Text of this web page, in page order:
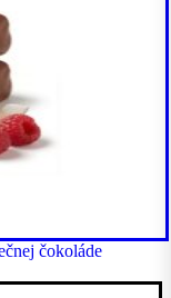
čokoláde